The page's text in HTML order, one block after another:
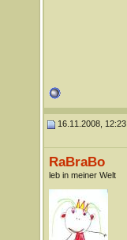
16.11.2008, 12:23
RaBraBo
leb in meiner Welt